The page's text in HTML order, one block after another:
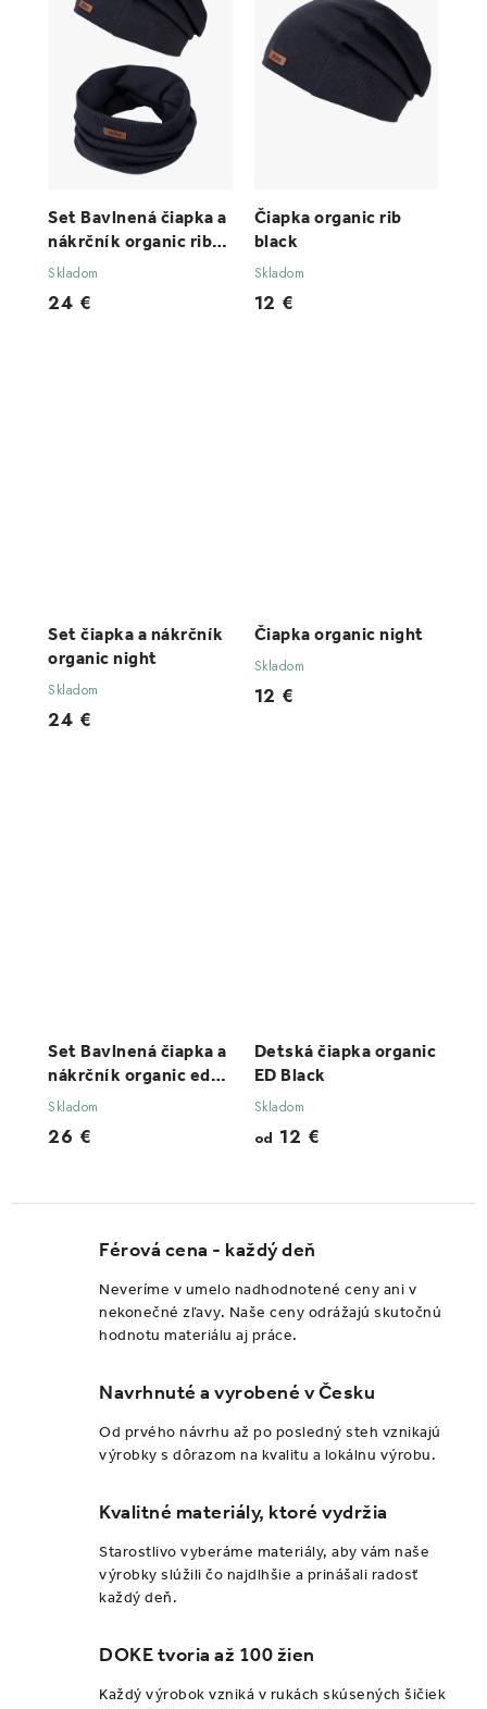
Férová cena - každý deň
Neveríme v umelo nadhodnotené ceny ani v
nekonečné zľavy. Naše ceny odrážajú skutočnú
hodnotu materiálu aj práce.
Navrhnuté a vyrobené v Česku
Od prvého návrhu až po posledný steh vznikajú
výrobky s dôrazom na kvalitu a lokálnu výrobu.
Kvalitné materiály, ktoré vydržia
Starostlivo vyberáme materiály, aby vám naše
výrobky slúžili čo najdlhšie a prinášali radosť
každý deň.
DOKE tvoria až 100 žien
Každý výrobok vzniká v rukách skúsených šičiek
Set Bavlnená čiapka a
nákrčník organic rib
black
Skladom
24 €
Čiapka organic rib
black
Skladom
12 €
Set čiapka a nákrčník
organic night
Skladom
24 €
Čiapka organic night
Skladom
12 €
Set Bavlnená čiapka a
nákrčník organic ed
black
Skladom
26 €
Detská čiapka organic
ED Black
Skladom
od 12 €